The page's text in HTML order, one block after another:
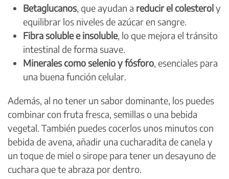
Betaglucanos, que ayudan a reducir el colesteroly
equilibrar los niveles de azúcar en sangre.
Fibra soluble e insoluble, lo que mejora el tránsito
intestinal de forma suave.
Minerales como selenio y fósforo, esenciales para
una buena función celular.
Además, al no tener un sabor dominante, los puedes
combinar con fruta fresca, semillas o una bebida
vegetal. También puedes cocerlos unos minutos con
bebida de avena, añadir una cucharadita de canela y
un toque de miel o sirope para tener un desayuno de
cuchara que te abraza por dentro.